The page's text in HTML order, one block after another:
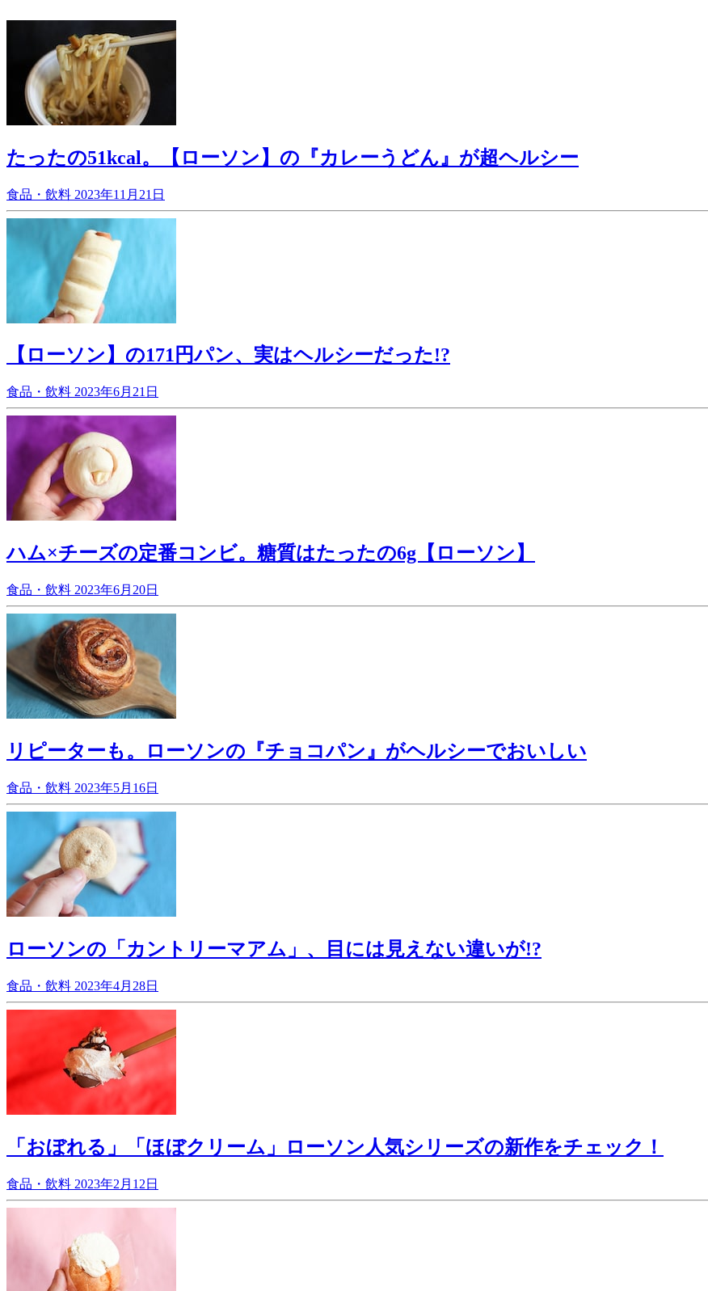
たったの51kcal。【ローソン】の『カレーうどん』が超ヘルシー
食品・飲料 2023年11月21日
【ローソン】の171円パン、実はヘルシーだった!?
食品・飲料 2023年6月21日
ハム×チーズの定番コンビ。糖質はたったの6g【ローソン】
食品・飲料 2023年6月20日
リピーターも。ローソンの『チョコパン』がヘルシーでおいしい
食品・飲料 2023年5月16日
ローソンの「カントリーマアム」、目には見えない違いが!?
食品・飲料 2023年4月28日
「おぼれる」「ほぼクリーム」ローソン人気シリーズの新作をチェック！
食品・飲料 2023年2月12日